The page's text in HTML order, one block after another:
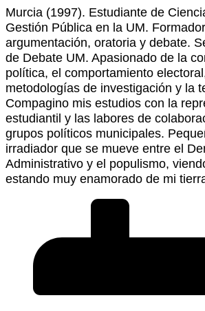
Murcia (1997). Estudiante de
Gestión Pública en la UM.
argumentación, oratoria y debate.
de Debate UM. Apasionado de la
política, el comportamiento
metodologías de investigación y la
Compagino mis estudios con la
estudiantil y las labores de
grupos políticos municipales.
irradiador que se mueve entre el
Administrativo y el populismo,
estando muy enamorado de mi